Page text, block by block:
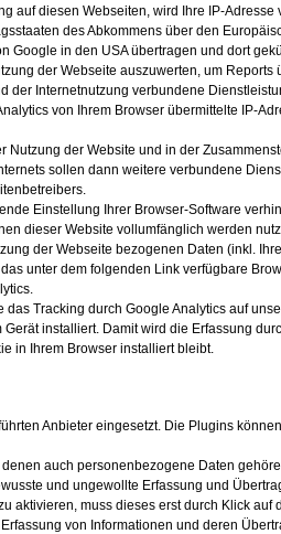
auf diesen Webseiten, wird Ihre IP-
des Abkommens über den
in den USA übertragen und dort
der Webseite auszuwerten, um Reports
der Internetnutzung verbundene
von Ihrem Browser übermittelte IP-
der Website und in der
sollen dann weitere verbundene
Einstellung Ihrer Browser-Software
dieser Website vollumfänglich werden
der Webseite bezogenen Daten (inkl.
unter dem folgenden Link verfügbare
Tracking durch Google Analytics auf
installiert. Damit wird die Erfassung
in Ihrem Browser installiert bleibt.
Anbieter eingesetzt. Die Plugins
auch personenbezogene Daten
und ungewollte Erfassung und
aktivieren, muss dieses erst durch Klick auf
von Informationen und deren